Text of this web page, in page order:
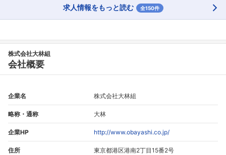
求人情報をもっと読む 全150件
株式会社大林組
会社概要
企業名 株式会社大林組
略称・通称 大林
企業HP http://www.obayashi.co.jp/
住所 東京都港区港南2丁目15番2号